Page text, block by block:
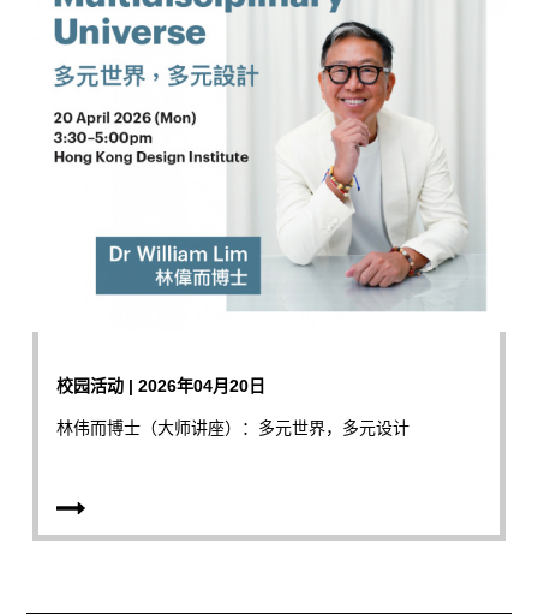
校园活动 | 2026年04月20日
林伟而博士（大师讲座）：多元世界，多元设计